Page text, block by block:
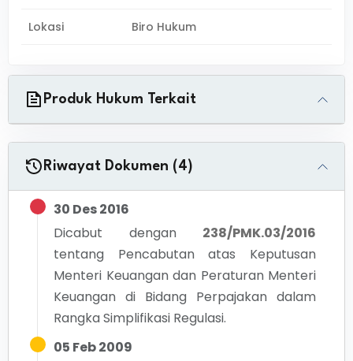
Lokasi Biro Hukum
Produk Hukum Terkait
Riwayat Dokumen (4)
30 Des 2016
Dicabut dengan
238/PMK.03/2016
tentang Pencabutan atas Keputusan
Menteri Keuangan dan Peraturan Menteri
Keuangan di Bidang Perpajakan dalam
Rangka Simplifikasi Regulasi.
05 Feb 2009